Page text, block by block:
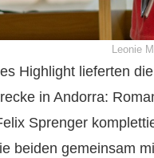
Leonie
Highlight lieferten
in Andorra:
Sprenger
beiden gemeinsam